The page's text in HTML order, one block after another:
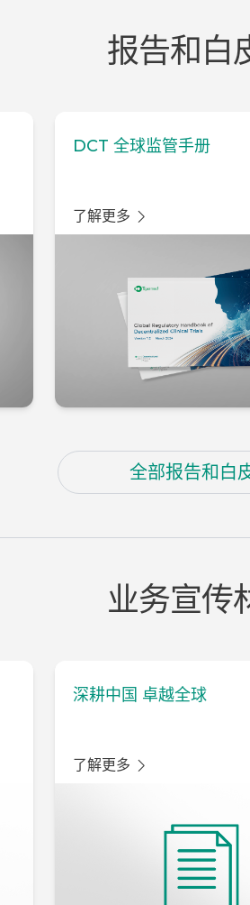
报告和白
DCT 全球监管手册
了解更多
全部报告和白
业务宣传
深耕中国 卓越全球
了解更多